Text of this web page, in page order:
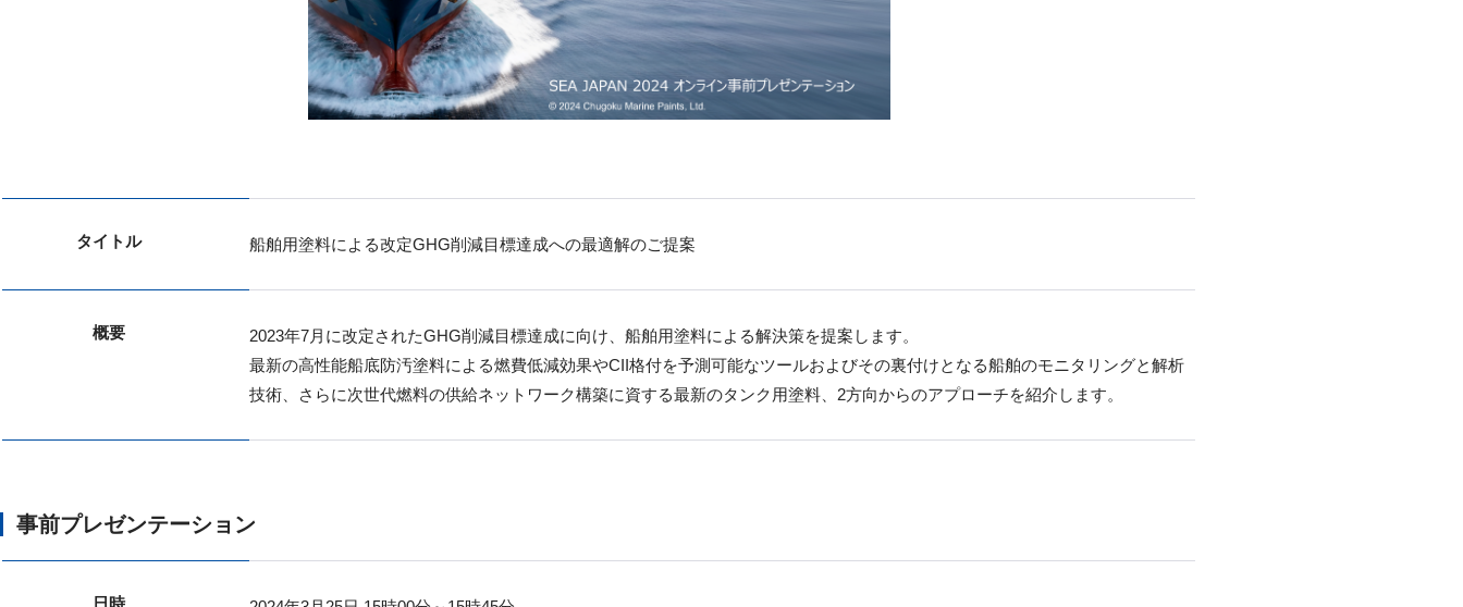
タイトル 船舶用塗料による改定GHG削減目標達成への最適解のご提案
概要
2023年7月に改定されたGHG削減目標達成に向け、船舶用塗料による解決策を提案します。
最新の高性能船底防汚塗料による燃費低減効果やCII格付を予測可能なツールおよびその裏付けとなる船舶のモニタリングと解析
技術、さらに次世代燃料の供給ネットワーク構築に資する最新のタンク用塗料、2方向からのアプローチを紹介します。
事前プレゼンテーション
日時